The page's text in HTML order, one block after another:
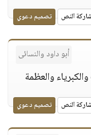
النص تصميم دعوي
أبو داود والنسائى
والعظمة
النص تصميم دعوي